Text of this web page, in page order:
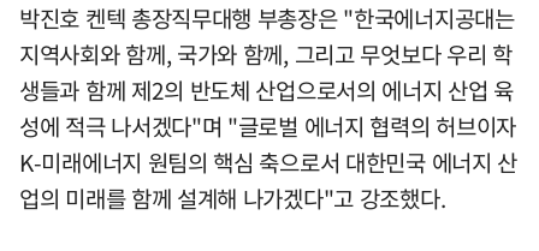
박진호 켄텍 총장직무대행 부총장은 "한국에너지공대는
지역사회와 함께, 국가와 함께, 그리고 무엇보다 우리 학
생들과 함께 제2의 반도체 산업으로서의 에너지 산업 육
성에 적극 나서겠다"며 "글로벌 에너지 협력의 허브이자
K-미래에너지 원팀의 핵심 축으로서 대한민국 에너지 산
업의 미래를 함께 설계해 나가겠다"고 강조했다.